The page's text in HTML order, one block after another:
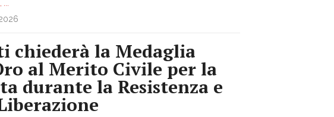
chiederà la Medaglia
al Merito Civile per la
durante la Resistenza e